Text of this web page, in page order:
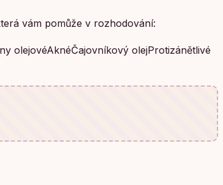
vám pomůže v rozhodování:
olejovéAknéČajovníkový olejProtizánětlivé